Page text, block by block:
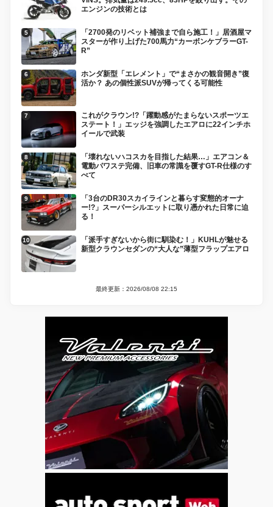
エンジンの技術とは
「2700発のリベット補強まで自ら施工！」居酒屋マ
スターが作り上げた700馬力“カーボンケブラーGT-
R”
ホンダ新型「エレメント」で“まさかの観音開き”復
活か？ あの個性派SUVが帰ってくる可能性
これがクラウン!?「躍動感がたまらないスポーツエ
ステート！」エッジを強調したエアロに22インチホ
イールで武装
「壊れないハコスカを目指した結果…」エアコン＆
電動パワステ完備、旧車の常識を覆すGT-R仕様のす
べて
「3台のDR30スカイラインと暮らす変態的オーナ
ー!?」スーパーシルエットに取り憑かれた日常に迫
る！
「派手すぎないから街に馴染む！」KUHLが魅せる
新型クラウンセダンの“大人な”薄型フラップエアロ
最終更新：2026/08/08 22:15